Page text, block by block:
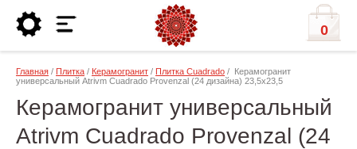
0
Главная / Плитка / Керамогранит / Плитка Cuadrado / Керамогранит
универсальный Atrivm Cuadrado Provenzal (24 дизайна) 23,5х23,5
Керамогранит универсальный
Atrivm Cuadrado Provenzal (24